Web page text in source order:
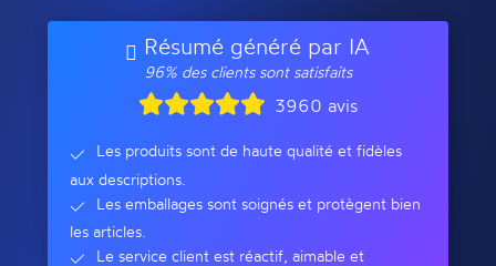
Résumé généré par IA
96% des clients sont satisfaits
3960 avis
Les produits sont de haute qualité et fidèles
aux descriptions.
Les emballages sont soignés et protègent bien
les articles.
Le service client est réactif, aimable et